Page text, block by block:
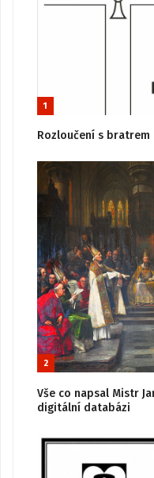
1
Rozloučení s bratrem
2
Vše co napsal Mistr
digitální databázi